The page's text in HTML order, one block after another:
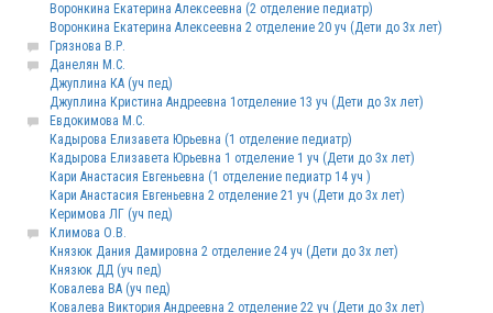
Воронкина Екатерина Алексеевна (2 отделение педиатр)
Воронкина Екатерина Алексеевна 2 отделение 20 уч (Дети до 3х лет)
Грязнова В.Р.
Данелян М.С.
Джуплина КА (уч пед)
Джуплина Кристина Андреевна 1отделение 13 уч (Дети до 3х лет)
Евдокимова М.С.
Кадырова Елизавета Юрьевна (1 отделение педиатр)
Кадырова Елизавета Юрьевна 1 отделение 1 уч (Дети до 3х лет)
Кари Анастасия Евгеньевна (1 отделение педиатр 14 уч )
Кари Анастасия Евгеньевна 2 отделение 21 уч (Дети до 3х лет)
Керимова ЛГ (уч пед)
Климова О.В.
Князюк Дания Дамировна 2 отделение 24 уч (Дети до 3х лет)
Князюк ДД (уч пед)
Ковалева ВА (уч пед)
Ковалева Виктория Андреевна 2 отделение 22 уч (Дети до 3х лет)